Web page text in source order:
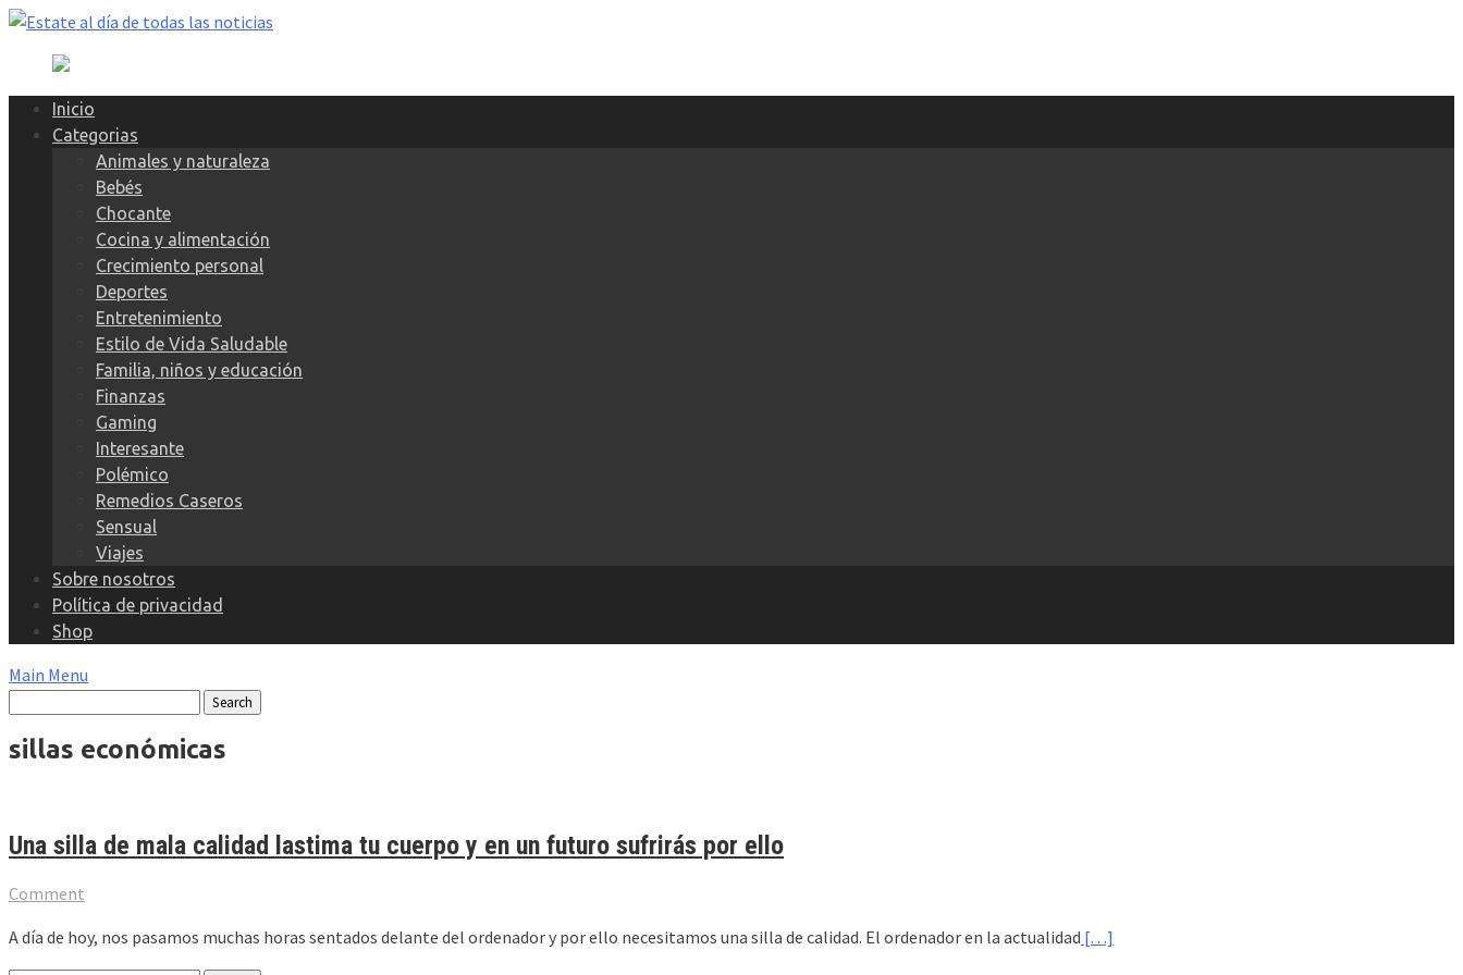
Skip
content
Inicio
Categorias
Animales y naturaleza
Bebés
Chocante
Cocina y alimentación
Crecimiento personal
Deportes
Entretenimiento
Estilo de Vida Saludable
Familia, niños y educación
Finanzas
Gaming
Interesante
Polémico
Remedios Caseros
Sensual
Viajes
Sobre nosotros
Política de privacidad
Shop
Main Menu
sillas económicas
Una silla de mala calidad lastima tu cuerpo y en un futuro sufrirás por ello
Comment
A día de hoy, nos pasamos muchas horas sentados delante del ordenador y por ello necesitamos una silla de calidad. El ordenador en la actualidad […]